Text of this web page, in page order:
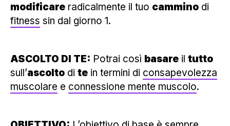
modificare radicalmente il tuo cammino di
fitness sin dal giorno 1.
ASCOLTO DI TE: Potrai così basare il tutto
sull’ascolto di te in termini di consapevolezza
muscolare e connessione mente muscolo.